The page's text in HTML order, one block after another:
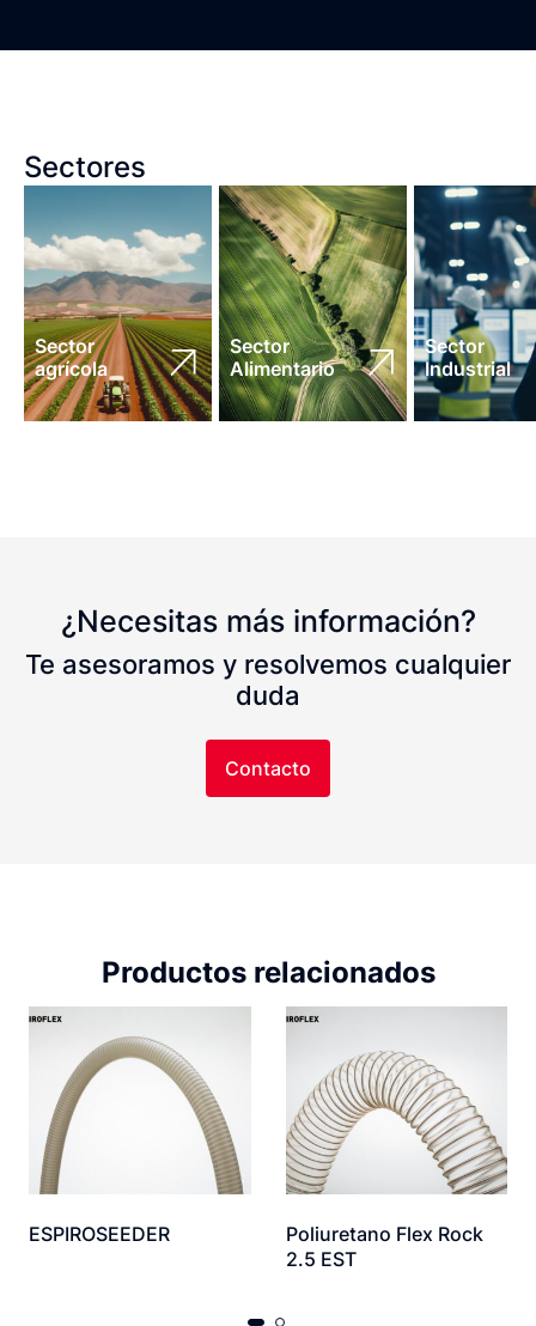
Sectores
Sector
agrícola
Sector
Alimentario
Sector
Industrial
¿Necesitas más información?
Te asesoramos y resolvemos cualquier
duda
Contacto
Productos relacionados
ESPIROSEEDER
Poliuretano Flex Rock
2.5 EST